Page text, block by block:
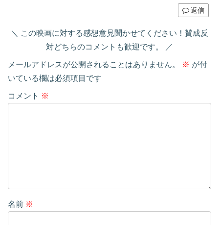
返信
この映画に対する感想意見聞かせてください！賛成反
対どちらのコメントも歓迎です。
メールアドレスが公開されることはありません。 ※ が付
いている欄は必須項目です
コメント ※
名前 ※